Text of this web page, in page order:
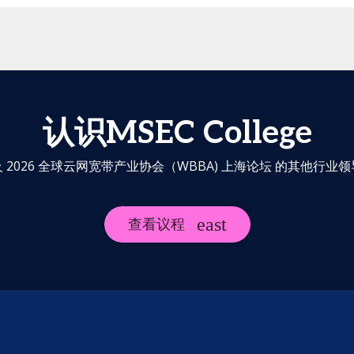
认识MSEC College
2026 全球云网宽带产业协会（WBBA) 上海论坛 的其他行业
查看议程